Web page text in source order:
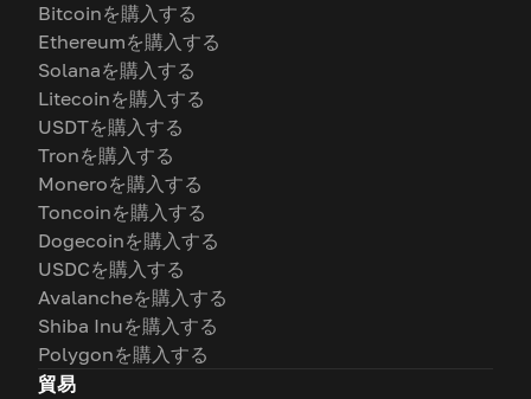
Bitcoinを購入する
Ethereumを購入する
Solanaを購入する
Litecoinを購入する
USDTを購入する
Tronを購入する
Moneroを購入する
Toncoinを購入する
Dogecoinを購入する
USDCを購入する
Avalancheを購入する
Shiba Inuを購入する
Polygonを購入する
貿易